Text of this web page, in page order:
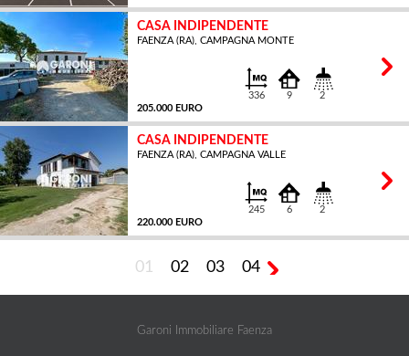
CASA INDIPENDENTE
FAENZA (RA), CAMPAGNA MONTE
205.000 EURO
336 9 2
CASA INDIPENDENTE
FAENZA (RA), CAMPAGNA VALLE
220.000 EURO
245 6 2
01 02 03 04
Garoni Immobiliare Faenza